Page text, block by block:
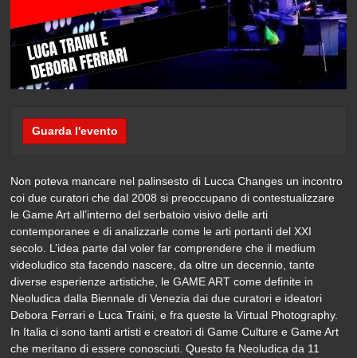
Guarda l'evento
Non poteva mancare nel palinsesto di Lucca Changes un incontro
coi due curatori che dal 2008 si preoccupano di contestualizzare
le Game Art all’interno del serbatoio visivo delle arti
contemporanee e di analizzarle come le arti portanti del XXI
secolo. L’idea parte dal voler far comprendere che il medium
videoludico sta facendo nascere, da oltre un decennio, tante
diverse esperienze artistiche, le GAME ART come definite in
Neoludica dalla Biennale di Venezia dai due curatori e ideatori
Debora Ferrari e Luca Traini, e fra queste la Virtual Photography.
In Italia ci sono tanti artisti e creatori di Game Culture e Game Art
che meritano di essere conosciuti. Questo fa Neoludica da 11